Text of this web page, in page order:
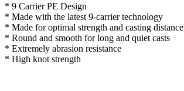
* 9 Carrier PE Design
* Made with the latest 9-carrier technology
* Made for optimal strength and casting distance
* Round and smooth for long and quiet casts
* Extremely abrasion resistance
* High knot strength